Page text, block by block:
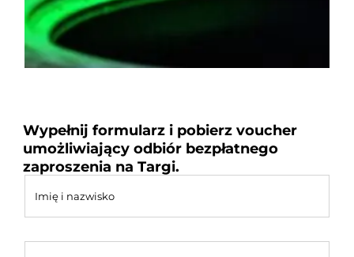
Wypełnij formularz i pobierz voucher
umożliwiający odbiór bezpłatnego
zaproszenia na Targi.